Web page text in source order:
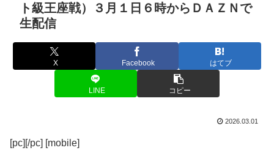
ト級王座戦）３月１日６時からＤＡＺＮで
生配信
X Facebook はてブ
LINE コピー
2026.03.01
[pc][/pc] [mobile]